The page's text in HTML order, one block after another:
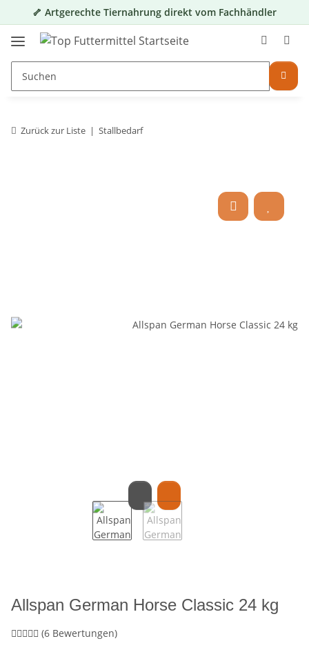
🦴 Artgerechte Tiernahrung direkt vom Fachhändler
Zurück zur Liste Stallbedarf
Allspan German Horse Classic 24 kg
(6 Bewertungen)